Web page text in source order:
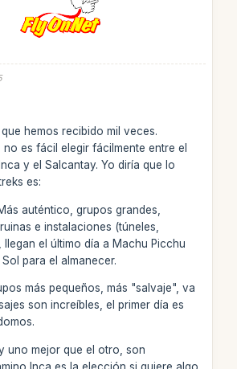
hemos recibido mil veces.
no es fácil elegir fácilmente entre el
y el Salcantay. Yo diría que lo
es:
auténtico, grupos grandes,
e instalaciones (túneles,
llegan el último día a Machu Picchu
para el almanecer.
más pequeños, más "salvaje", va
son increíbles, el primer día es
uno mejor que el otro, son
Inca es la elección si quiere algo